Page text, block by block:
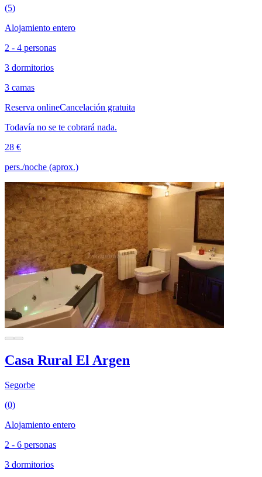
(5)
Alojamiento entero
2 - 4 personas
3 dormitorios
3 camas
Reserva onlineCancelación gratuita
Todavía no se te cobrará nada.
28 €
pers./noche (aprox.)
Casa Rural El Argen
Segorbe
(0)
Alojamiento entero
2 - 6 personas
3 dormitorios